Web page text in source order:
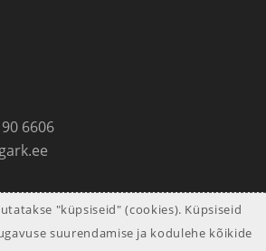
6606
"küpsiseid" (cookies). Küpsiseid
suurendamise ja kodulehe kõikide